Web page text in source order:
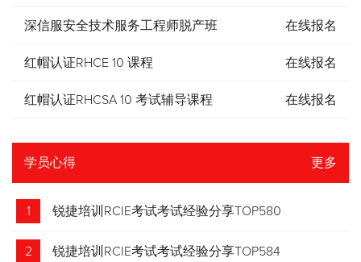
深信服安全技术服务工程师脱产班 在线报名
红帽认证RHCE 10 课程 在线报名
红帽认证RHCSA 10 考试辅导课程 在线报名
学员心得 更多
1 锐捷培训RCIE考试考试经验分享TOP580
2 锐捷培训RCIE考试考试经验分享TOP584